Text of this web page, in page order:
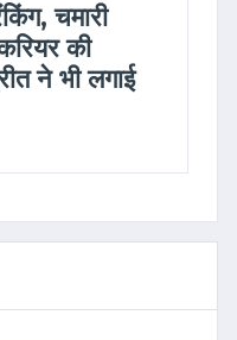
चमारी
की
ने भी लगाई